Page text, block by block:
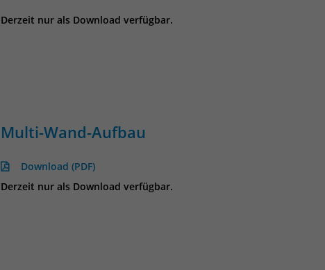
Derzeit nur als Download verfügbar.
Multi-Wand-Aufbau
Download (PDF)
Derzeit nur als Download verfügbar.